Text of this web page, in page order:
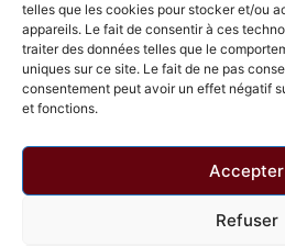
telles que les cookies pour stocker et/ou
appareils. Le fait de consentir à ces
traiter des données telles que le
uniques sur ce site. Le fait de ne pas
consentement peut avoir un effet négatif
et fonctions.
Accepter
Refuser